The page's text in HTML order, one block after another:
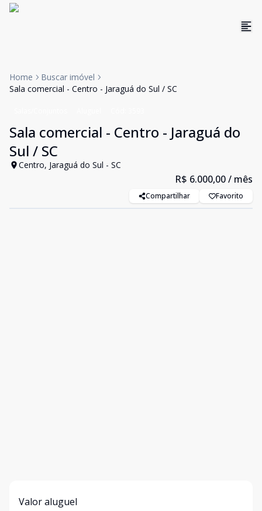
Home
Buscar imóvel
Sala comercial - Centro - Jaraguá do Sul / SC
Sala comercial - Centro - Jaraguá do
Sul / SC
Centro, Jaraguá do Sul - SC
R$ 6.000,00/ mês
Compartilhar Favorito
Valor aluguel